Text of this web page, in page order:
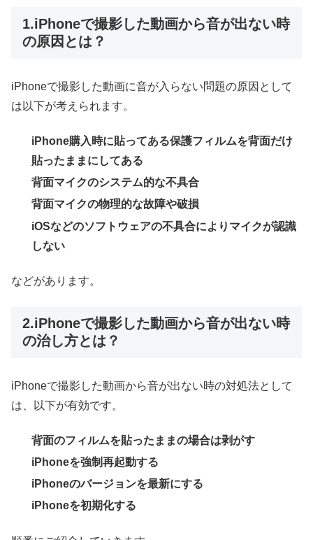
1.iPhoneで撮影した動画から音が出ない時
の原因とは？
iPhoneで撮影した動画に音が入らない問題の原因として
は以下が考えられます。
iPhone購入時に貼ってある保護フィルムを背面だけ
貼ったままにしてある
背面マイクのシステム的な不具合
背面マイクの物理的な故障や破損
iOSなどのソフトウェアの不具合によりマイクが認識
しない
などがあります。
2.iPhoneで撮影した動画から音が出ない時
の治し方とは？
iPhoneで撮影した動画から音が出ない時の対処法として
は、以下が有効です。
背面のフィルムを貼ったままの場合は剥がす
iPhoneを強制再起動する
iPhoneのバージョンを最新にする
iPhoneを初期化する